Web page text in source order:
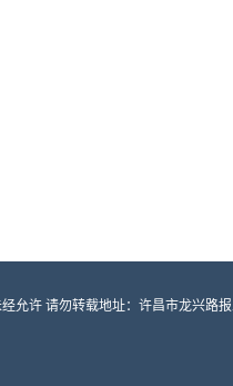
允许 请勿转载地址：许昌市龙兴路